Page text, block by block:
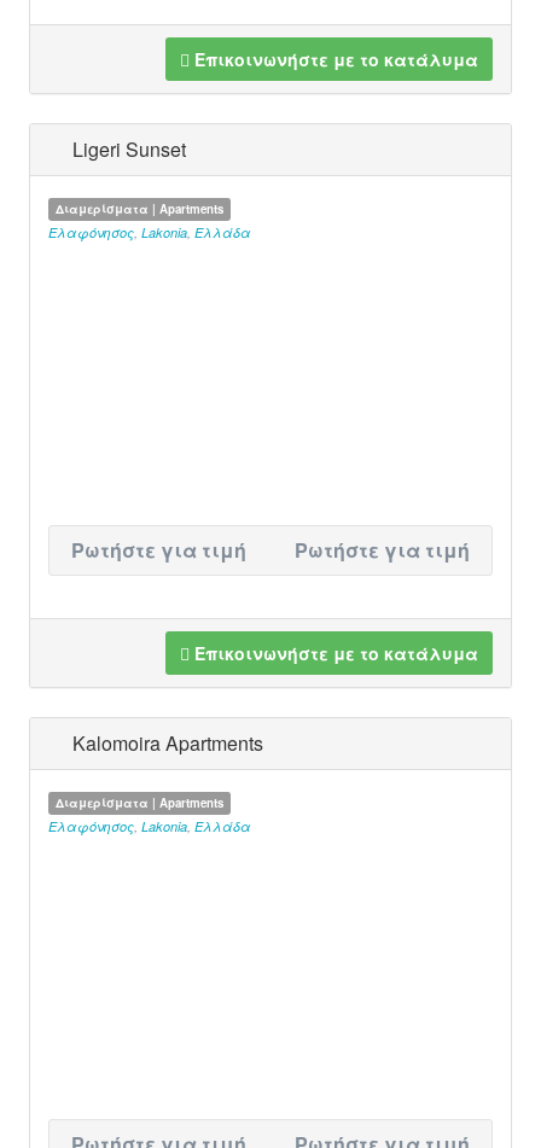
Επικοινωνήστε με το κατάλυμα
Ligeri Sunset
Διαμερίσματα | Apartments
Ελαφόνησος, Lakonia, Ελλάδα
Ρωτήστε για τιμή Ρωτήστε για τιμή
Επικοινωνήστε με το κατάλυμα
Kalomoira Apartments
Διαμερίσματα | Apartments
Ελαφόνησος Lakonia Ελλάδα